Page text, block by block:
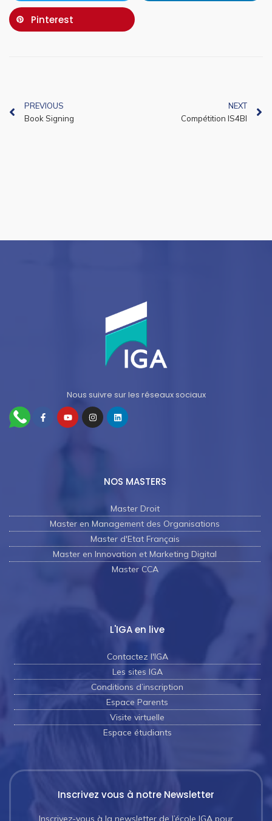
Pinterest
PREVIOUS
Book Signing
NEXT
Compétition IS4BI
Nous suivre sur les réseaux sociaux
NOS MASTERS
Master Droit
Master en Management des Organisations
Master d'Etat Français
Master en Innovation et Marketing Digital
Master CCA
L'IGA en live
Contactez l'IGA
Les sites IGA
Conditions d’inscription
Espace Parents
Visite virtuelle
Espace étudiants
Inscrivez vous à notre Newsletter
Inscrivez-vous à la newsletter de l’école IGA pour